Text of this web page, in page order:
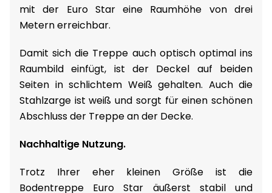
mit der Euro Star eine Raumhöhe von drei
Metern erreichbar.
Damit sich die Treppe auch optisch optimal ins
Raumbild einfügt, ist der Deckel auf beiden
Seiten in schlichtem Weiß gehalten. Auch die
Stahlzarge ist weiß und sorgt für einen schönen
Abschluss der Treppe an der Decke.
Nachhaltige Nutzung.
Trotz Ihrer eher kleinen Größe ist die
Bodentreppe Euro Star äußerst stabil und